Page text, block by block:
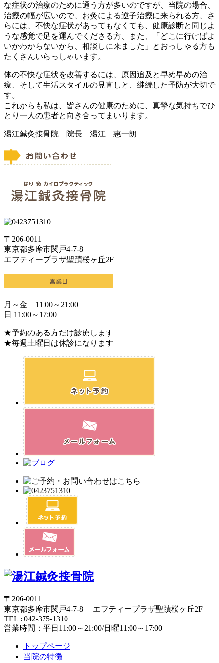
な症状の治療のために通う方が多いのですが、当院の場合、
治療の幅が広いので、お灸による逆子治療に来られる方、さ
らには、不快な症状があってもなくても、健康診断と同じよ
うな感覚で足を運んでくださる方、また、「どこに行けばよ
いかわからないから、相談しに来ました」とおっしゃる方も
たくさんいらっしゃいます。
体の不快な症状を改善するには、原因追及と早め早めの治
療、そして生活スタイルの見直しと、継続した予防が大切で
す。
これからも私は、皆さんの健康のために、真摯な気持ちでひ
とり一人の患者と向き合ってまいります。
湯江鍼灸接骨院 院長 湯江 惠一朗
〒206-0011
東京都多摩市関戸4-7-8
エフティープラザ聖蹟桜ヶ丘2F
月～金 11:00～21:00
日 11:00～17:00
★予約のある方だけ診療します
★毎週土曜日は休診になります
〒206-0011
東京都多摩市関戸4-7-8 エフティープラザ聖蹟桜ヶ丘2F
TEL : 042-375-1310
営業時間：平日11:00～21:00/日曜11:00～17:00
トップページ
当院の特徴